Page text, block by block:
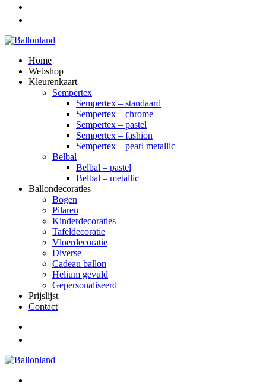
Home
Webshop
Kleurenkaart
Sempertex
Sempertex – standaard
Sempertex – chrome
Sempertex – pastel
Sempertex – fashion
Sempertex – pearl metallic
Belbal
Belbal – pastel
Belbal – metallic
Ballondecoraties
Bogen
Pilaren
Kinderdecoraties
Tafeldecoratie
Vloerdecoratie
Diverse
Cadeau ballon
Helium gevuld
Gepersonaliseerd
Prijslijst
Contact